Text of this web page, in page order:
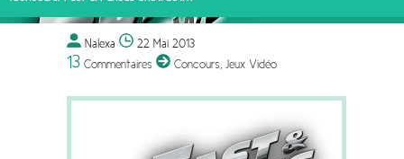
Nalexa 22 Mai 2013
13 Commentaires Concours Jeux Vidéo